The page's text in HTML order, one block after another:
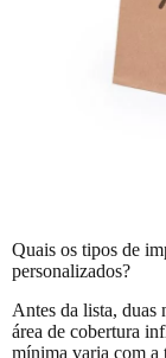
Quais os tipos de
personalizados?
Antes da lista, duas
área de cobertura
mínima varia com a